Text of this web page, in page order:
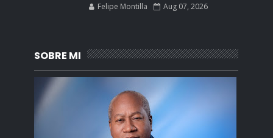
Felipe Montilla Aug 07, 2026
SOBRE MI